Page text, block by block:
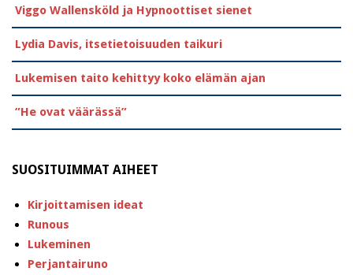
Viggo Wallensköld ja Hypnoottiset sienet
Lydia Davis, itsetietoisuuden taikuri
Lukemisen taito kehittyy koko elämän ajan
”He ovat väärässä”
SUOSITUIMMAT AIHEET
Kirjoittamisen ideat
Runous
Lukeminen
Perjantairuno